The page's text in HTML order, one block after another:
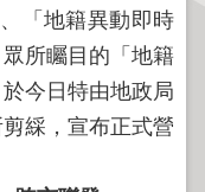
「地籍異動即時
所矚目的「地籍
今日特由地政局
綵，宣布正式營